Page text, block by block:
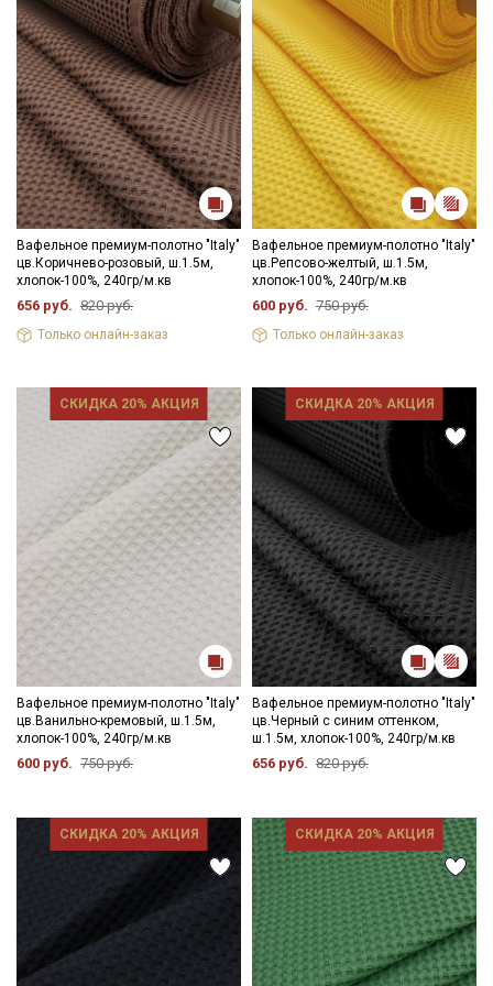
Вафельное премиум-полотно "Italy"
цв.Коричнево-розовый, ш.1.5м,
хлопок-100%, 240гр/м.кв
656 руб. 820 руб.
Только онлайн-заказ
Вафельное премиум-полотно "Italy"
цв.Репсово-желтый, ш.1.5м,
хлопок-100%, 240гр/м.кв
600 руб. 750 руб.
Только онлайн-заказ
СКИДКА 20% АКЦИЯ
Вафельное премиум-полотно "Italy"
цв.Ванильно-кремовый, ш.1.5м,
хлопок-100%, 240гр/м.кв
600 руб. 750 руб.
СКИДКА 20% АКЦИЯ
Вафельное премиум-полотно "Italy"
цв.Черный с синим оттенком,
ш.1.5м, хлопок-100%, 240гр/м.кв
656 руб. 820 руб.
СКИДКА 20% АКЦИЯ СКИДКА 20% АКЦИЯ
Секретная рассылка от Купава
Мы публикуем здесь дополнительные
промокоды и скидки до 30% на узкие